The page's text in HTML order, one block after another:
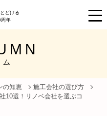
どける
周年
の知恵
施工会社の選び方
10選！リノベ会社を選ぶコ